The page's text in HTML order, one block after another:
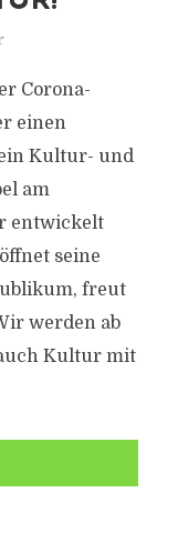
Corona-
einen
Kultur- und
am
entwickelt
seine
freut
werden ab
Kultur mit